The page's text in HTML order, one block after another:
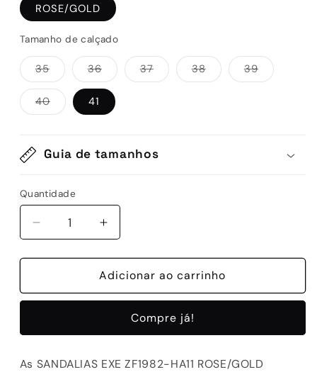
ROSE/GOLD
Tamanho de calçado
35Variante
esgotada
ou
indisponível
36Variante
esgotada
ou
indisponível
37Variante
esgotada
38Variante
esgotada
39Variante
esgotada
40Variante
esgotada
41
Guia de tamanhos
Quantidade
Quantidade
Diminuir
a
quantidade
SANDALIAS
HA11
Aumentar
a
quantidade
de
SANDALIAS
ZF1982-
HA11
Adicionar ao carrinho
Compre já!
As SANDALIAS EXE ZF1982-HA11 ROSE/GOLD